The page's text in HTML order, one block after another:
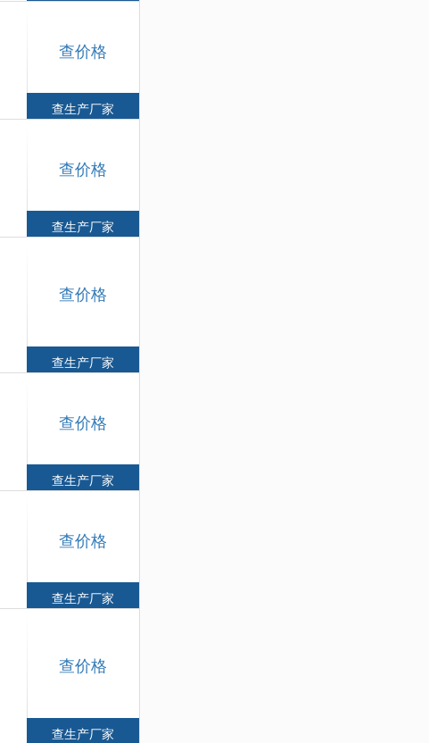
查价格
查生产厂家
查价格
查生产厂家
查价格
查生产厂家
查价格
查生产厂家
查价格
查生产厂家
查价格
查生产厂家